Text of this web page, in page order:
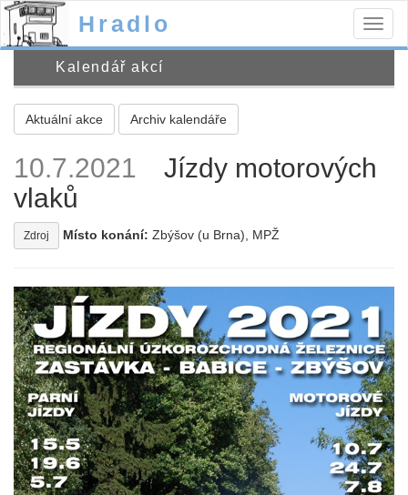
Hradlo
Kalendář akcí
Aktuální akce Archiv kalendáře
10.7.2021
Jízdy motorových
vlaků
Zdroj Místo konání: Zbýšov (u Brna), MPŽ